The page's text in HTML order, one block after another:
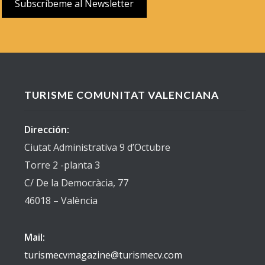
TURISME COMUNITAT VALENCIANA
Dirección:
Ciutat Administrativa 9 d’Octubre
Torre 2 -planta 3
C/ De la Democràcia, 77
46018 – València
Mail:
turismecvmagazine@turismecv.com